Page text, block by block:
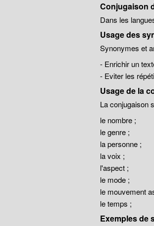
Conjugaison
Dans les
Usage des
Synonymes et
- Enrichir un
- Eviter les
Usage de la
La conjugaison
le nombre ;
le genre ;
la personne ;
la voix ;
l'aspect ;
le mode ;
le mouvement
le temps ;
Exemples de